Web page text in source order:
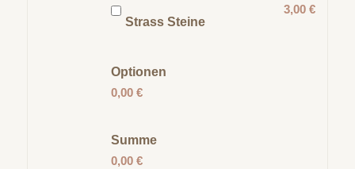
Strass Steine
3,00 €
Optionen
0,00 €
Summe
0,00 €